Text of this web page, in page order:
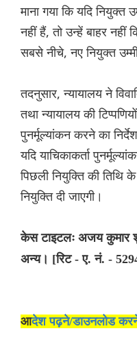
माना गया कि यदि नियुक्त
नहीं हैं, तो उन्हें बाहर नहीं
सबसे नीचे, नए नियुक्त
तदनुसार, न्यायालय ने
तथा न्यायालय की
पुनर्मूल्यांकन करने का
यदि याचिकाकर्ता
पिछली नियुक्ति की तिथि
नियुक्ति दी जाएगी।
केस टाइटलः अजय कुमार
अन्य। [रिट - ए. नं. -
आदेश पढ़ने/डाउनलोड